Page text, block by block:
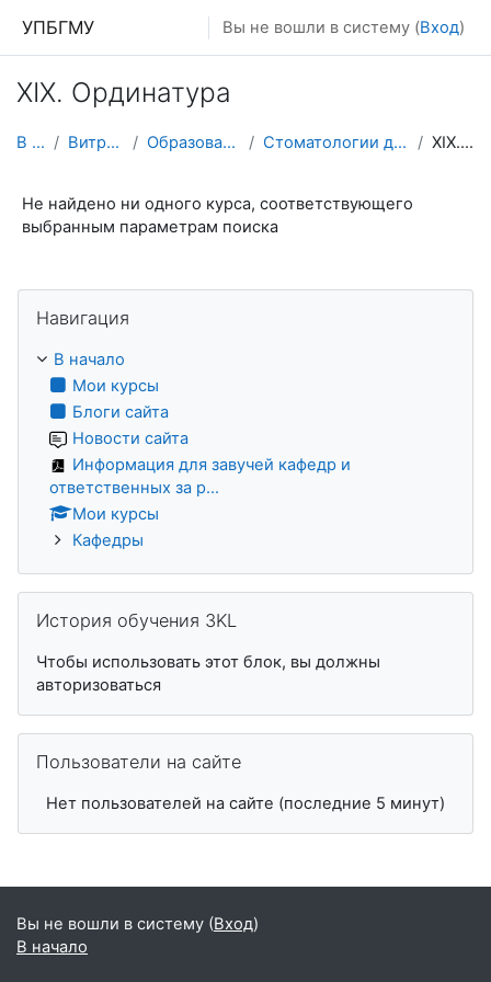
УПБГМУ Вы не вошли в систему (Вход)
XIX. Ординатура
В начало Витрина курсов 3KL Образование 2025-2026 уч.год Стоматологии детского возраста и ортодонтии XIX. Ординатура
Не найдено ни одного курса, соответствующего
выбранным параметрам поиска
Навигация
В начало
Мои курсы
Блоги сайта
Новости сайта
Информация для завучей кафедр и
ответственных за р...
Мои курсы
Кафедры
История обучения 3KL
Чтобы использовать этот блок, вы должны
авторизоваться
Пользователи на сайте
Нет пользователей на сайте (последние 5 минут)
Вы не вошли в систему (Вход)
В начало